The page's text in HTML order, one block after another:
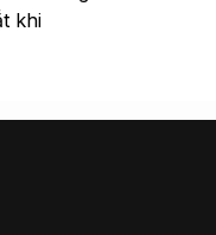
khi